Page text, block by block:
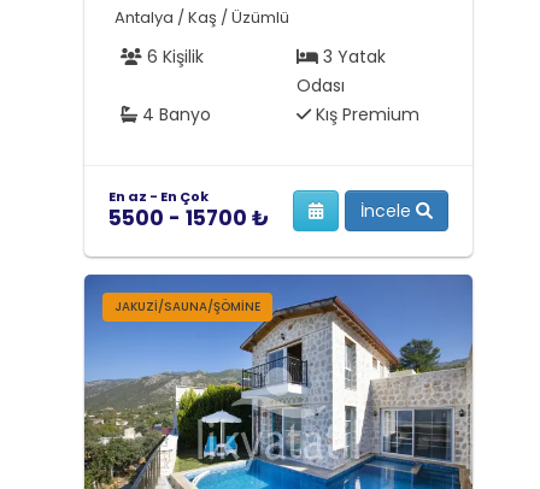
Antalya / Kaş / Üzümlü
6 Kişilik
3 Yatak
Odası
4 Banyo
Kış Premium
En az - En Çok
5500 - 15700 ₺ İncele
JAKUZI/SAUNA/ŞÖMINE